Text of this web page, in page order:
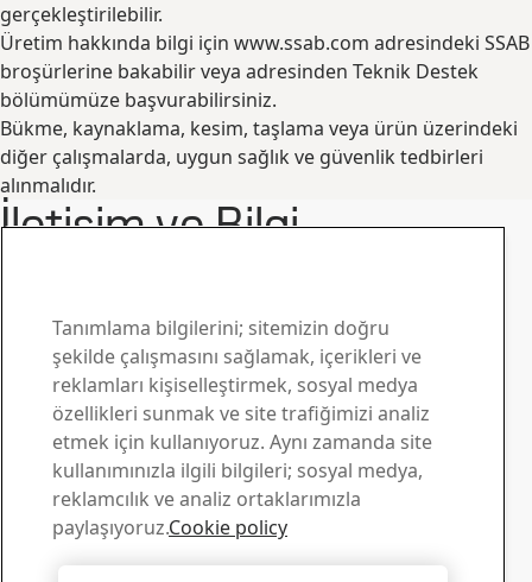
gerçekleştirilebilir.
Üretim hakkında bilgi için www.ssab.com adresindeki SSAB
broşürlerine bakabilir veya adresinden Teknik Destek
bölümümüze başvurabilirsiniz.
Bükme, kaynaklama, kesim, taşlama veya ürün üzerindeki
diğer çalışmalarda, uygun sağlık ve güvenlik tedbirleri
alınmalıdır.
İletişim ve Bilgi
Sorularınız için bizimle
iletişim kurun
Yükleme Merkezi
SSAB broşürlerini, sertifikalarını ve diğer materyalleri
aratıp bilgisayarınıza yükleyebilirsiniz.
Yüklemelere git
Satış
Tanımlama bilgilerini; sitemizin doğru
şekilde çalışmasını sağlamak, içerikleri ve
reklamları kişiselleştirmek, sosyal medya
özellikleri sunmak ve site trafiğimizi analiz
etmek için kullanıyoruz. Aynı zamanda site
kullanımınızla ilgili bilgileri; sosyal medya,
reklamcılık ve analiz ortaklarımızla
paylaşıyoruz.Cookie policy